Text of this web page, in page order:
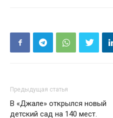
Предыдущая статья
В «Джале» открылся новый
детский сад на 140 мест.